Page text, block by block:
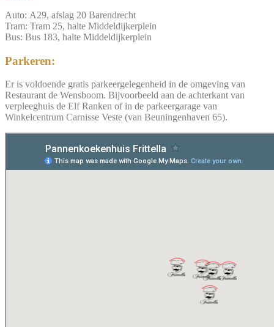
Auto: A29, afslag 20 Barendrecht
Tram: Tram 25, halte Middeldijkerplein
Bus: Bus 183, halte Middeldijkerplein
Parkeren:
Er is voldoende gratis parkeergelegenheid in de omgeving van
Restaurant de Wensboom. Bijvoorbeeld aan de achterkant van
verpleeghuis de Elf Ranken of in de parkeergarage van
Winkelcentrum Carnisse Veste (van Beuningenhaven 65).